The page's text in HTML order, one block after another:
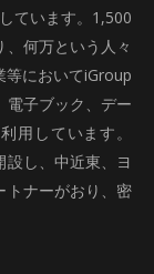
ています。1,500
何万という人々
等においてiGroup
電子ブック、デー
用しています。
し、中近東、ヨ
トナーがおり、密